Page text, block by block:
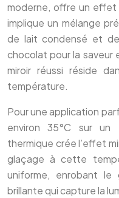
moderne, offre un effet
implique un mélange
de lait condensé et
chocolat pour la saveur
miroir réussi réside
température.
Pour une application
environ 35°C sur un
thermique crée l’effet
glaçage à cette
uniforme, enrobant le
brillante qui capture la